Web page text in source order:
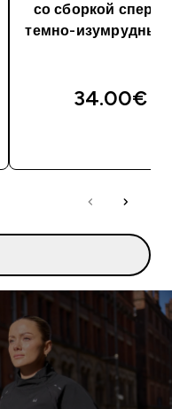
со сборкой
темно-изумрудный
34.00€‎